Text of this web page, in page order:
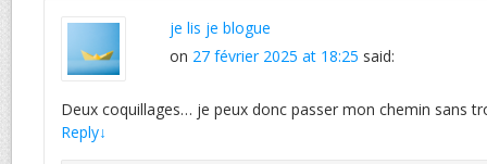
je lis je blogue
on 27 février 2025 at 18:25 said:
Deux coquillages… je peux donc passer mon chemin sans
Reply↓